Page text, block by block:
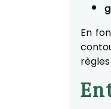
En